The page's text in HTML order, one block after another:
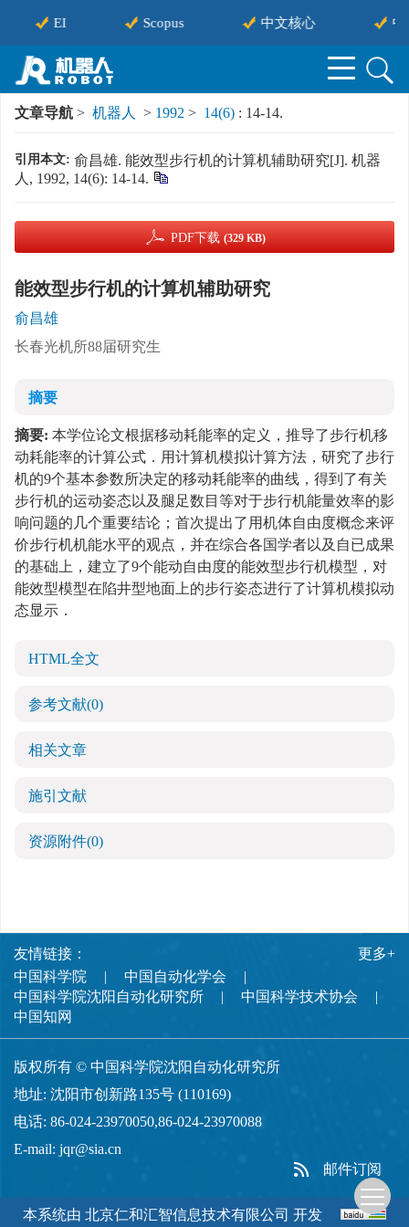
EI Scopus 中文核心 中
文章导航 > 机器人 > 1992 > 14(6) : 14-14.
引用本文: 俞昌雄. 能效型步行机的计算机辅助研究[J]. 机器
人, 1992, 14(6): 14-14.
PDF下载 (329 KB)
能效型步行机的计算机辅助研究
俞昌雄
长春光机所88届研究生
摘要
摘要: 本学位论文根据移动耗能率的定义，推导了步行机移
动耗能率的计算公式．用计算机模拟计算方法，研究了步行
机的9个基本参数所决定的移动耗能率的曲线，得到了有关
步行机的运动姿态以及腿足数目等对于步行机能量效率的影
响问题的几个重要结论；首次提出了用机体自由度概念来评
价步行机机能水平的观点，并在综合各国学者以及自已成果
的基础上，建立了9个能动自由度的能效型步行机模型，对
能效型模型在陷井型地面上的步行姿态进行了计算机模拟动
态显示．
HTML全文
参考文献(0)
相关文章
施引文献
资源附件(0)
友情链接：
中国科学院
中国自动化学会
中国科学院沈阳自动化研究所
中国科学技术协会
中国知网
更多+
版权所有 © 中国科学院沈阳自动化研究所
地址: 沈阳市创新路135号 (110169)
电话: 86-024-23970050,86-024-23970088
E-mail: jqr@sia.cn
邮件订阅
本系统由 北京仁和汇智信息技术有限公司 开发